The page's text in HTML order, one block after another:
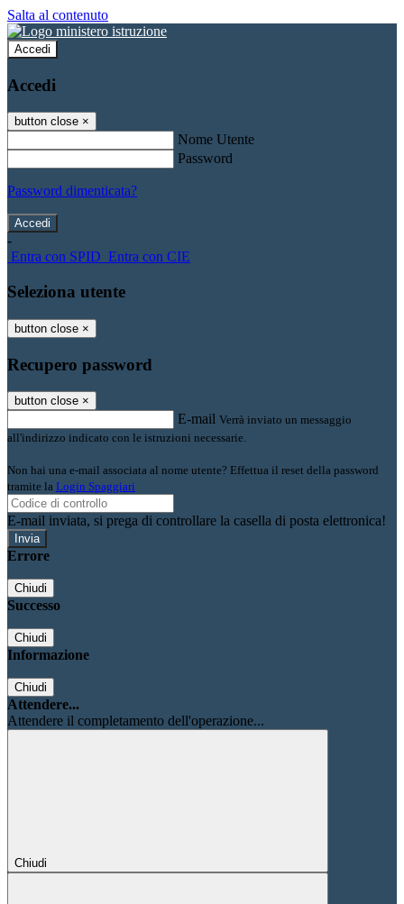
Salta al contenuto
Accedi
Accedi
button close ×
Nome Utente
Password
Password dimenticata?
-
Entra con SPID Entra con CIE
Seleziona utente
button close ×
Recupero password
button close ×
E-mail Verrà inviato un messaggio
all'indirizzo indicato con le istruzioni necessarie.
Non hai una e-mail associata al nome utente? Effettua il reset della password
tramite la Login Spaggiari
E-mail inviata, si prega di controllare la casella di posta elettronica!
Errore
Chiudi
Successo
Chiudi
Informazione
Chiudi
Attendere...
Attendere il completamento dell'operazione...
Chiudi